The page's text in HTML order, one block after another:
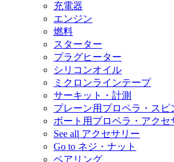
充電器
エンジン
燃料
スターター
プラグヒーター
シリコンオイル
ミクロンラインテープ
サーキット・計測
プレーン用プロペラ・スピ
ボート用プロペラ・アクセ
See all アクセサリー
Go to ネジ・ナット
ベアリング